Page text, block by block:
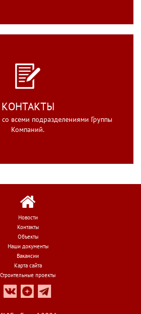
КОНТАКТЫ
всеми подразделениями Группы
Компаний.
Новости
Контакты
Объекты
Наши документы
Вакансии
Карта сайта
Строительные проекты